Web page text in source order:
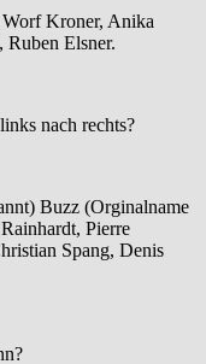
Kroner, Anika
Ruben Elsner.
nach rechts?
Buzz (Orginalname
Pierre
Spang, Denis